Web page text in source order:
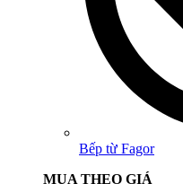
Bếp từ Fagor
MUA THEO GIÁ